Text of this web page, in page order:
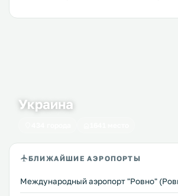
Украина
БЛИЖАЙШИЕ АЭРОПОРТЫ
Междунарoдный аэропорт "Ровно"